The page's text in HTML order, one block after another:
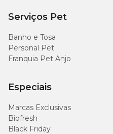
Serviços Pet
Banho e Tosa
Personal Pet
Franquia Pet Anjo
Especiais
Marcas Exclusivas
Biofresh
Black Friday